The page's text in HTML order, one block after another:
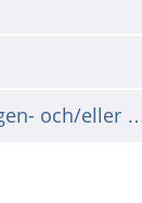
Svar på provtagning, röntgen-